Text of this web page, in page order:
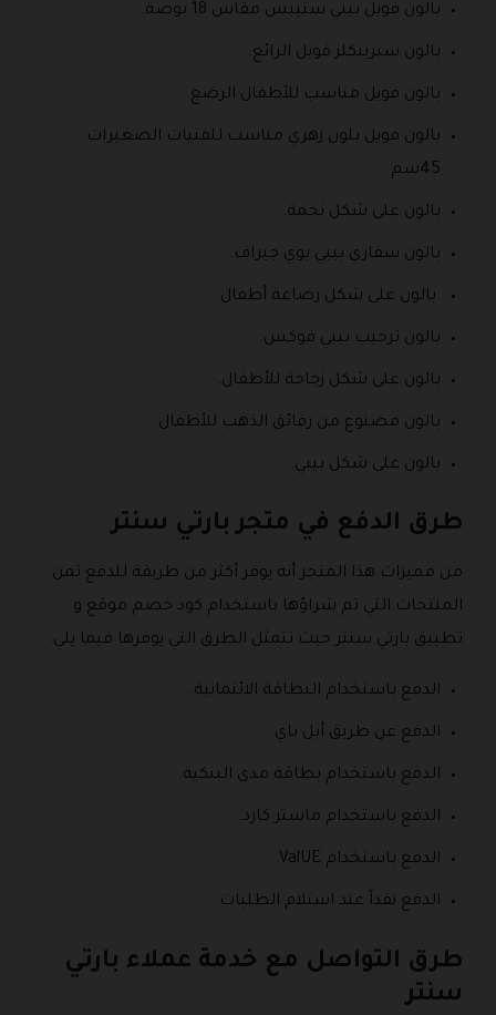
بالون فويل بيبي ستيبس مقاس 18 بوصة.
بالون سبرينكلز فويل الرائع.
بالون فويل مناسب للأطفال الرضع.
بالون فويل بلون زهري مناسب للفتيات الصغيرات
45سم
بالون على شكل نجمة.
بالون سفاري بيبي بوي جيراف.
بالون على شكل رضاعة أطفال.
بالون ترحيب بيبي فوكس.
بالون على شكل زجاجة للأطفال.
بالون مصنوع من رقائق الذهب للأطفال.
بالون على شكل بيبي.
طرق الدفع في متجر بارتي سنتر
من مميزات هذا المتجر أنه يوفر أكثر من طريقة للدفع ثمن
المنتجات التي تم شراؤها باستخدام كود خصم موقع و
تطبيق بارتي سنتر حيث تتمثل الطرق التي يوفرها فيما يلي:
الدفع باستخدام البطاقة الائتمانية.
الدفع عن طريق أبل باي.
الدفع باستخدام بطاقة مدى البنكية.
الدفع باستخدام ماستر كارد.
الدفع باستخدام ValUE.
الدفع نقداً عند استلام الطلبات.
طرق التواصل مع خدمة عملاء بارتي
سنتر